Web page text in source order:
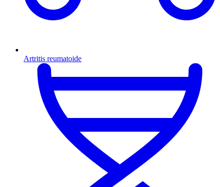
Artritis reumatoide